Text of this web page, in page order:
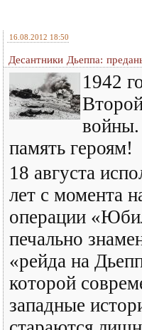
16.08.2012 18:50
Десантники Дьеппа:
1942
войны.
память героям!
18 августа
лет с момента
операции
печально
«рейда на
которой
западные